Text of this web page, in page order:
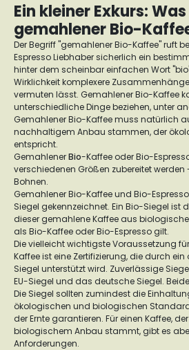
Ein kleiner Exkurs:
gemahlener Bio-
Der Begriff "gemahlener Bio-Kaffee" ruft
Espresso Liebhaber sicherlich ein
hinter dem scheinbar einfachen Wort
Wirklichkeit komplexere
vermuten lässt. Gemahlener Bio-Kaffee
unterschiedliche Dinge beziehen, unter
Gemahlener Bio-Kaffee muss natürlich
nachhaltigem Anbau stammen, der
entspricht.
GemahlenerBio-Kaffee oder Bio-
verschiedenen Größen zubereitet
Bohnen.
Gemahlener Bio-Kaffee und Bio-
Siegel gekennzeichnet. Ein Bio-Siegel ist
dieser gemahlene Kaffee aus
als Bio-Kaffee oder Bio-Espresso gilt.
Die vielleicht wichtigste Voraussetzung
Kaffee ist eine Zertifizierung, die durch
Siegel unterstützt wird. Zuverlässige
EU-Siegel und das deutsche Siegel.
Die Siegel sollten zumindest die
ökologischen und biologischen
der Ernte garantieren. Für einen Kaffee,
biologischem Anbau stammt, gibt es
Anforderungen.